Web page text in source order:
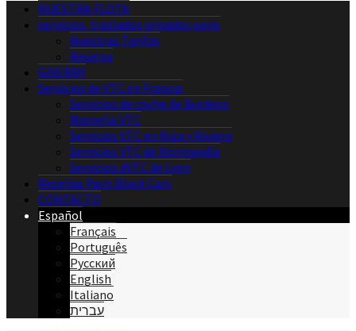
NUESTRA FLOTA
servicios, traslados privados paris
Nuestras Tarifas
Reserva
GIVERNY
Servicios de VTC en Francia
Servicios de coche de Burdeos
Marsella VTC
Servicios VTC en Niza y Riviera
Servicios VTC de Normandía
Servicios dVTC de Lyon
Reseñas Paris Black Cars
CONTACTO
Español
Français
Português
Русский
English
Italiano
עברית